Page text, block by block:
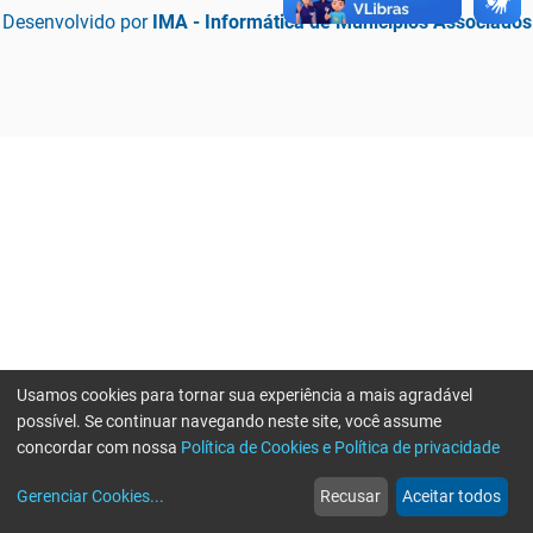
Desenvolvido por IMA - Informática de Municípios Associados
web
Notícias
more_horiz
Mais
Usamos cookies para tornar sua experiência a mais agradável
possível. Se continuar navegando neste site, você assume
concordar com nossa Política de Cookies e Política de privacidade
Gerenciar Cookies... Recusar Aceitar todos
Erro ao enviar informações, por favor tente novamente